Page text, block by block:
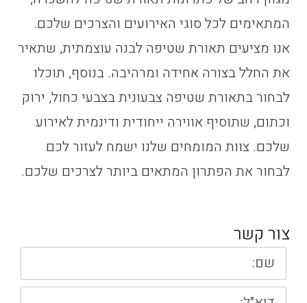
המתאימים לכל סוגי האירועים והצרכים שלכם.
אנו מציעים תאורת שטיפה לבנה עוצמתית, שתאיר
את החלל בצורה אחידה ומרהיבה. בנוסף, תוכלו
לבחור בתאורת שטיפה צבעונית בצבעי כחול, ירוק
וכתום, שתוסיף אווירה ייחודית ודינמית לאירוע
שלכם. צוות המומחים שלנו ישמח לעזור לכם
לבחור את הפתרון המתאים ביותר לצרכים שלכם.
צור קשר
שם:
דוא"ל: